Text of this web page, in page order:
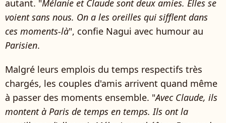
autant. "Mélanie et Claude sont deux amies. Elles se
voient sans nous. On a les oreilles qui sifflent dans
ces moments-là", confie Nagui avec humour au
Parisien.
Malgré leurs emplois du temps respectifs très
chargés, les couples d'amis arrivent quand même
à passer des moments ensemble. "Avec Claude, ils
montent à Paris de temps en temps. Ils ont la